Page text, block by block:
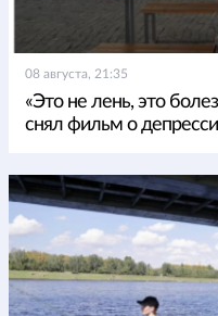
08 августа, 21:35
«Это не лень, это
снял фильм о